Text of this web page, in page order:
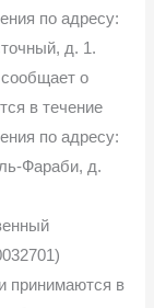
по адресу:
д. 1.
о
в течение
по адресу:
Фараби, д.
принимаются в